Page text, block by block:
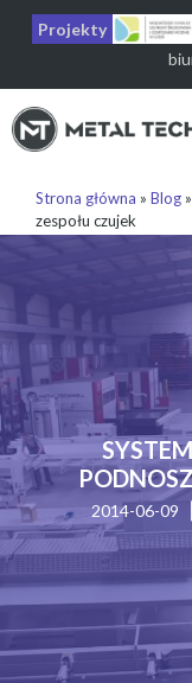
Projekty
Strona główna » Blog »
zespołu czujek
2014-06-09